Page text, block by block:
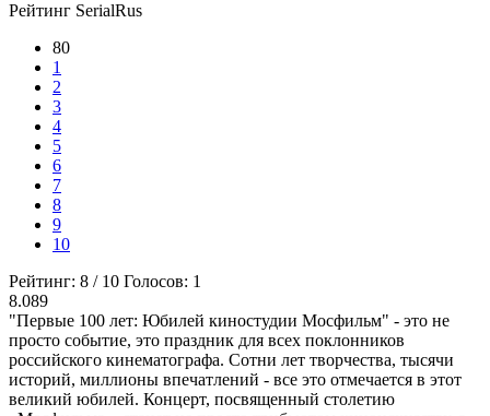
Рейтинг SerialRus
80
1
2
3
4
5
6
7
8
9
10
Рейтинг: 8 / 10 Голосов: 1
8.089
"Первые 100 лет: Юбилей киностудии Мосфильм" - это не
просто событие, это праздник для всех поклонников
российского кинематографа. Сотни лет творчества, тысячи
историй, миллионы впечатлений - все это отмечается в этот
великий юбилей. Концерт, посвященный столетию